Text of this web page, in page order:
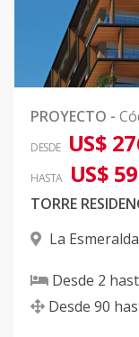
PROYECTO -
DESDE US$
HASTA US$
TORRE
La Esmeralda
Desde 2
Desde 90